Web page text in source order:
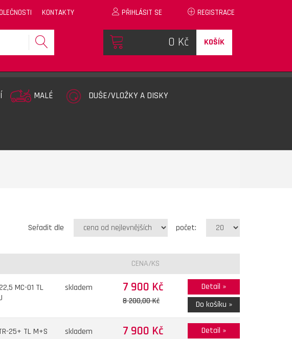
KONTAKTY PŘIHLÁSIT SE REGISTRACE
KOŠÍK
MALÉ DUŠE/VLOŽKY A DISKY
Seřadit dle počet:
CENA/KS
MC-01 TL
skladem 7 900 Kč
8 200,00 Kč
Detail »
Do košíku »
25+ TL M+S
skladem 7 900 Kč
Detail »